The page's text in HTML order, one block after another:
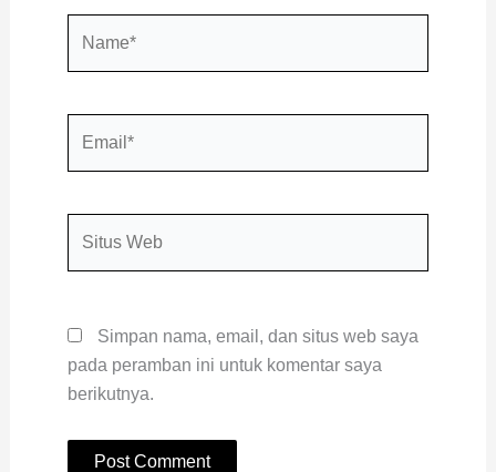
Simpan nama, email, dan situs web saya
pada peramban ini untuk komentar saya
berikutnya.